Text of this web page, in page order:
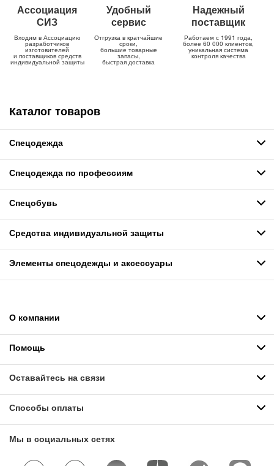
Ассоциация
СИЗ
Входим в Ассоциацию
разработчиков
изготовителей
и поставщиков средств
индивидуальной защиты
Удобный
сервис
Отгрузка в кратчайшие
сроки,
большие товарные
запасы,
быстрая доставка
Надежный
поставщик
Работаем с 1991 года,
более 60 000 клиентов,
уникальная система
контроля качества
Каталог товаров
Спецодежда
Спецодежда по профессиям
Спецобувь
Средства индивидуальной защиты
Элементы спецодежды и аксессуары
О компании
Помощь
Оставайтесь на связи
Способы оплаты
Мы в социальных сетях